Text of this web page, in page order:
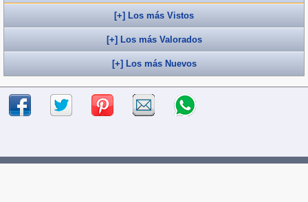
[+] Los más Vistos
[+] Los más Valorados
[+] Los más Nuevos